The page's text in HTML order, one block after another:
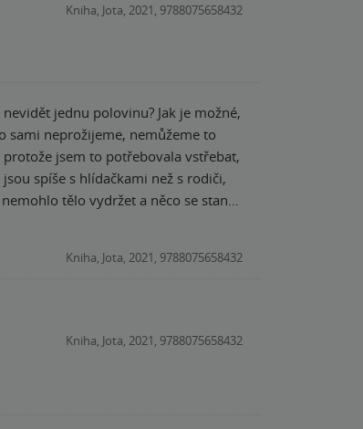
Kniha, Jota, 2021, 9788075658432
jednu polovinu? Jak je možné,
sami neprožijeme, nemůžeme to
jsem to potřebovala vstřebat,
tělo vydržet a něco se stane.
přijmout svůj úděl a snažila se
Sářiny fyzio postupy) a využití svého
Kniha, Jota, 2021, 9788075658432
Kniha, Jota, 2021, 9788075658432